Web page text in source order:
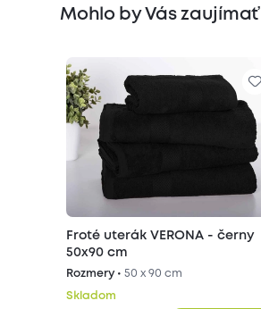
Mohlo by Vás zaujímať
Froté uterák VERONA - černy
50x90 cm
Rozmery •50 x 90 cm
Skladom